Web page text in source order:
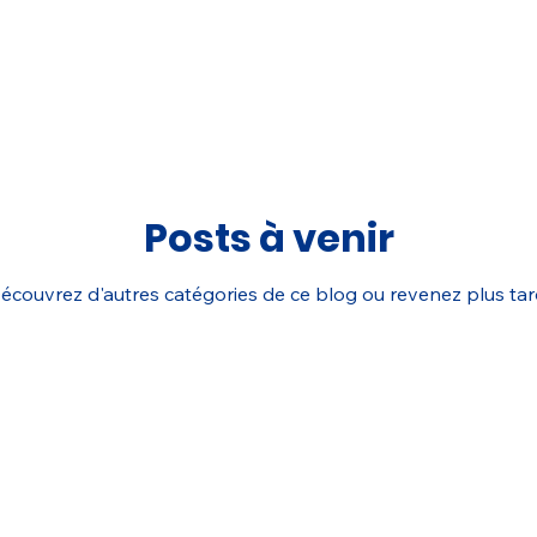
Posts à venir
d'autres catégories de ce blog ou revenez plus